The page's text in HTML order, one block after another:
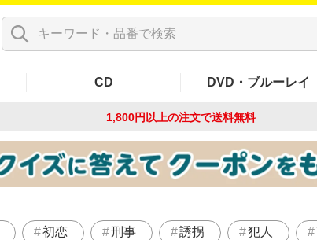
CD DVD・ブルーレイ
1,800円以上の注文で送料無料
初恋 刑事 誘拐 犯人